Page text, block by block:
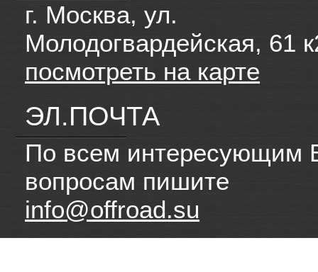
г. Москва, ул.
Молодогвардейская, 61
посмотреть на карте
ЭЛ.ПОЧТА
По всем интересующим
вопросам пишите
info@offroad.su